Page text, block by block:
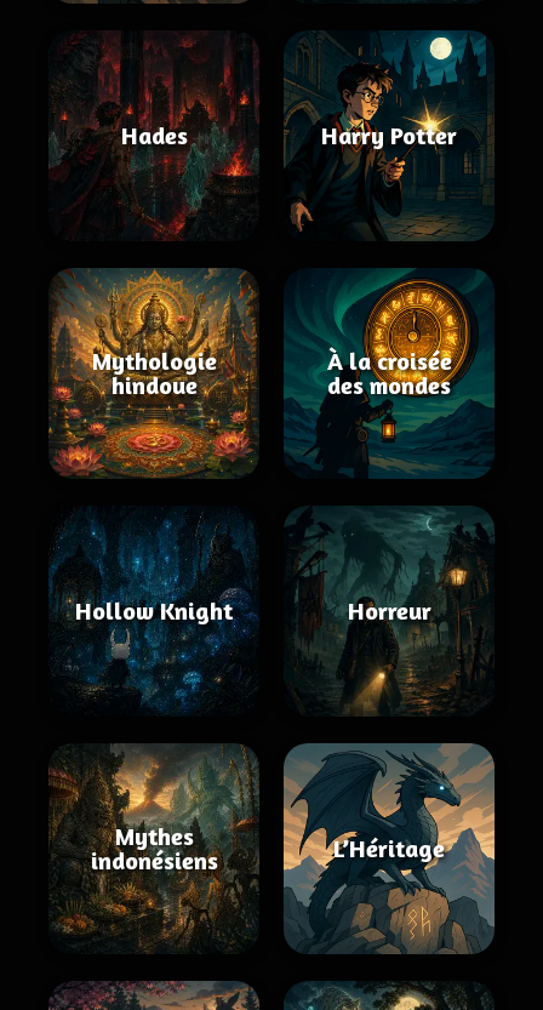
Hades Harry Potter
Mythologie
hindoue
À la croisée
des mondes
Hollow Knight Horreur
Mythes
indonésiens
L’Héritage